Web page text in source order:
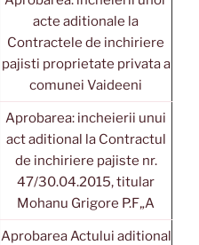
acte aditionale la
Contractele de inchiriere
pajisti proprietate privata a
comunei Vaideeni
Aprobarea: incheierii unui
act aditional la Contractul
de inchiriere pajiste nr.
47/30.04.2015, titular
Mohanu Grigore P.F„A
Aprobarea Actului aditional